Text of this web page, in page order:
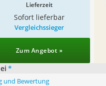
Lieferzeit
Sofort lieferbar
Vergleichssieger
Zum Angebot »
*
Bewertung